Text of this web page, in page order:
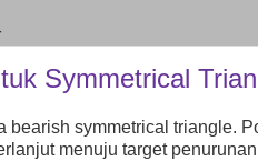
Symmetrical
bearish symmetrical triangle.
menuju target